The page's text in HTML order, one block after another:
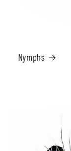
Nymphs